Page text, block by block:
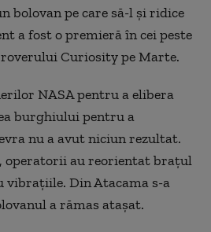
bolovan pe care să-l şi ridice
a fost o premieră în cei peste
Curiosity pe Marte.
NASA pentru a elibera
burghiului pentru a
nu a avut niciun rezultat.
operatorii au reorientat braţul
vibraţiile. Din Atacama s-a
a rămas ataşat.